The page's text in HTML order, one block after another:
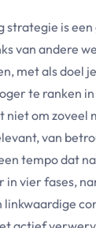
strategie is
van andere
met als doel
te ranken
niet om zoveel
van
tempo dat
in vier fases,